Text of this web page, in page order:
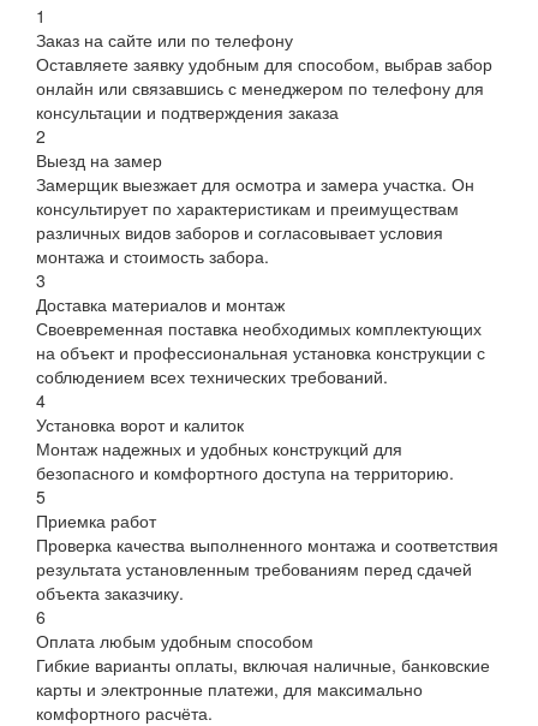
1
Заказ на сайте или по телефону
Оставляете заявку удобным для способом, выбрав забор
онлайн или связавшись с менеджером по телефону для
консультации и подтверждения заказа
2
Выезд на замер
Замерщик выезжает для осмотра и замера участка. Он
консультирует по характеристикам и преимуществам
различных видов заборов и согласовывает условия
монтажа и стоимость забора.
3
Доставка материалов и монтаж
Своевременная поставка необходимых комплектующих
на объект и профессиональная установка конструкции с
соблюдением всех технических требований.
4
Установка ворот и калиток
Монтаж надежных и удобных конструкций для
безопасного и комфортного доступа на территорию.
5
Приемка работ
Проверка качества выполненного монтажа и соответствия
результата установленным требованиям перед сдачей
объекта заказчику.
6
Оплата любым удобным способом
Гибкие варианты оплаты, включая наличные, банковские
карты и электронные платежи, для максимально
комфортного расчёта.